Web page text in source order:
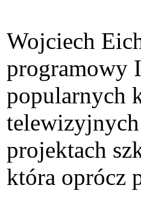
Wojciech
programowy
popularnych
projektach
która oprócz